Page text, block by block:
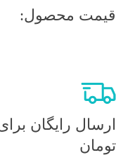
قیمت محصول:​
تومان